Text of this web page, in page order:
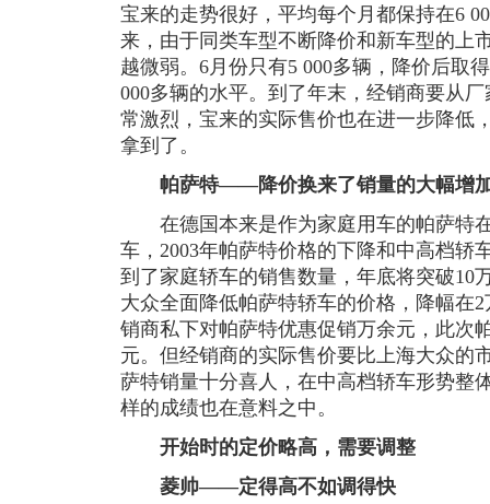
宝来的走势很好，平均每个月都保持在6
来，由于同类车型不断降价和新车型的上
越微弱。6月份只有5 000多辆，降价后取
000多辆的水平。到了年末，经销商要从
常激烈，宝来的实际售价也在进一步降低
拿到了。
帕萨特——降价换来了销量的大幅增
在德国本来是作为家庭用车的帕萨特
车，2003年帕萨特价格的下降和中高档轿
到了家庭轿车的销售数量，年底将突破10
大众全面降低帕萨特轿车的价格，降幅在
销商私下对帕萨特优惠促销万余元，此次
元。但经销商的实际售价要比上海大众的
萨特销量十分喜人，在中高档轿车形势整
样的成绩也在意料之中。
开始时的定价略高，需要调整
菱帅——定得高不如调得快